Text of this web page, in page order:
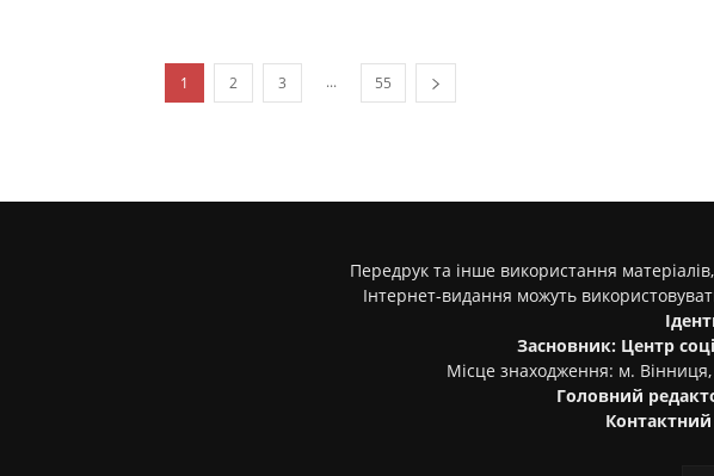
1 2 3 ... 55
Передрук та інше використання
Інтернет-видання можуть
Засновник: Центр
Місце знаходження: м.
Головний